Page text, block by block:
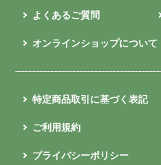
よくあるご質問
オンラインショップについて
特定商品取引に基づく表記
ご利用規約
プライバシーポリシー